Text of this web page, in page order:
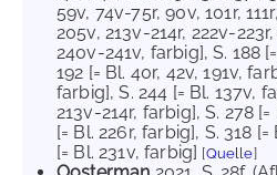
59v, 74v-75r, 90v, 101r,
205v, 213v-214r, 222v-
240v-241v, farbig], S. 188
192 [= Bl. 40r, 42v, 191v,
farbig], S. 244 [= Bl. 137v,
213v-214r, farbig], S. 278
[= Bl. 226r, farbig], S. 318
[= Bl. 231v, farbig] [Quelle]